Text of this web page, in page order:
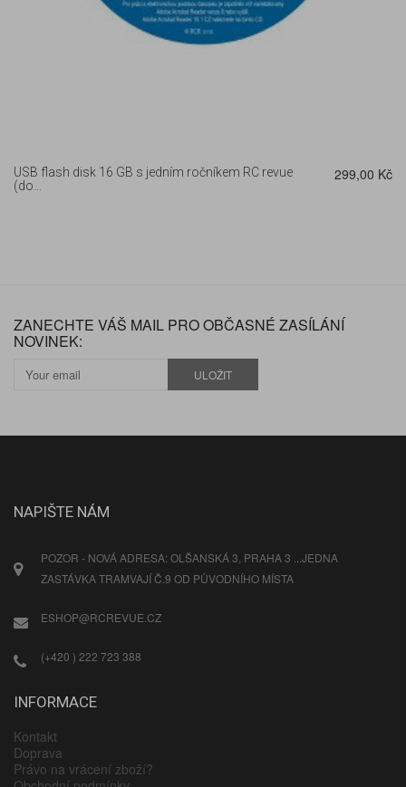
USB flash disk 16 GB s jedním ročníkem RC revue
(do...
299,00 Kč
ZANECHTE VÁŠ MAIL PRO OBČASNÉ ZASÍLÁNÍ
NOVINEK:
ULOŽIT
NAPIŠTE NÁM
POZOR - NOVÁ ADRESA: OLŠANSKÁ 3, PRAHA 3 ...JEDNA
ZASTÁVKA TRAMVAJÍ Č.9 OD PŮVODNÍHO MÍSTA
ESHOP@RCREVUE.CZ
(+420 ) 222 723 388
INFORMACE
Kontakt
Doprava
Právo na vrácení zboží?